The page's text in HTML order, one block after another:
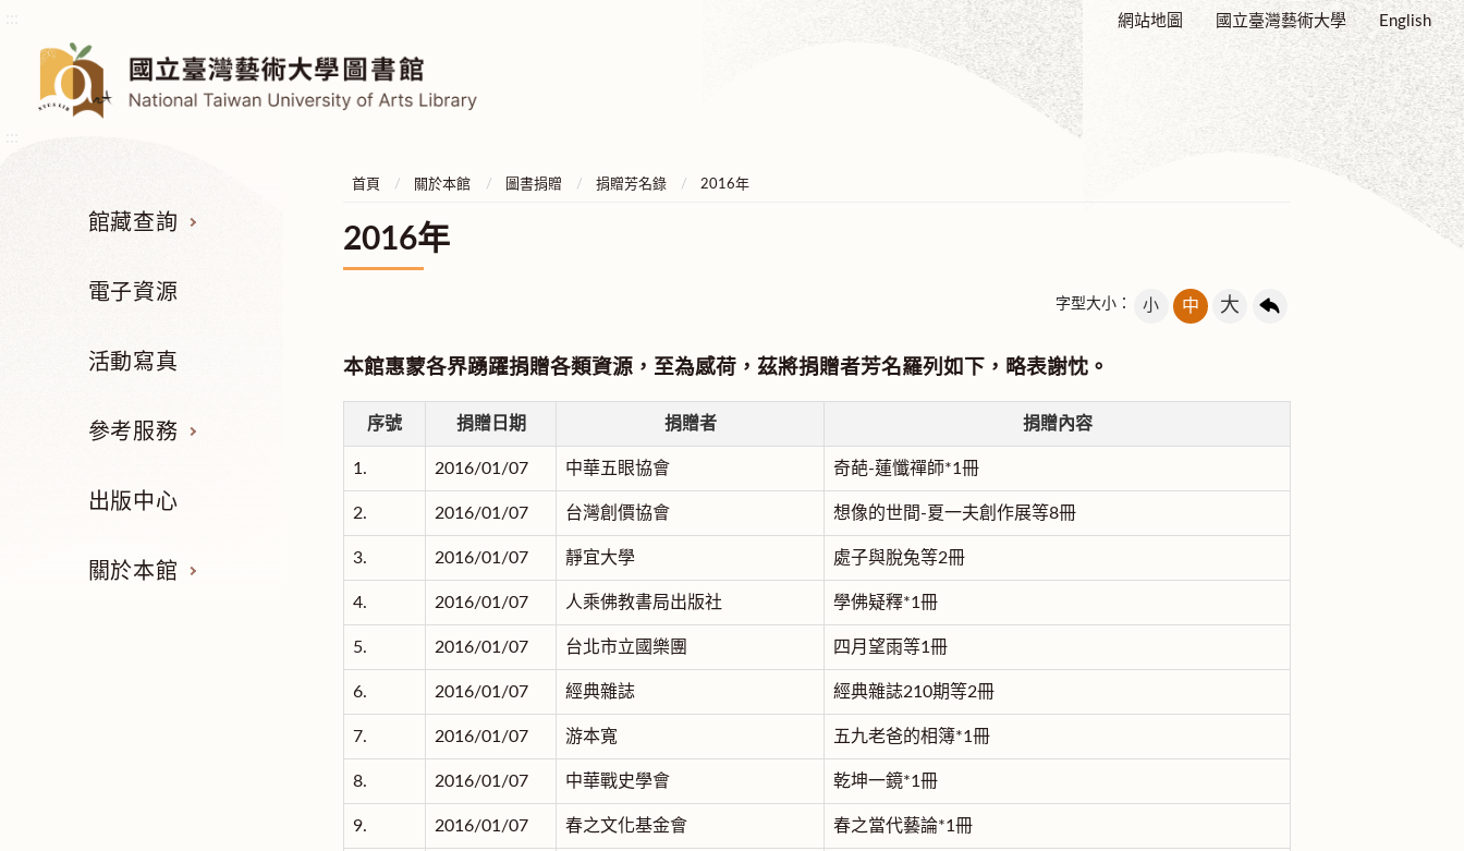
網站地圖 國立臺灣藝術大學 English
館藏查詢
電子資源
活動寫真
參考服務
出版中心
關於本館
首頁 關於本館 圖書捐贈 捐贈芳名錄 2016年
2016年
字型大小： 小 中 大
本館惠蒙各界踴躍捐贈各類資源，至為感荷，茲將捐贈者芳名羅列如下，略表謝忱。
序號 捐贈日期 捐贈者 捐贈內容
1. 2016/01/07 中華五眼協會 奇葩-蓮懺禪師*1冊
2. 2016/01/07 台灣創價協會 想像的世間-夏一夫創作展等8冊
3. 2016/01/07 靜宜大學 處子與脫兔等2冊
4. 2016/01/07 人乘佛教書局出版社 學佛疑釋*1冊
5. 2016/01/07 台北市立國樂團 四月望雨等1冊
6. 2016/01/07 經典雜誌 經典雜誌210期等2冊
7. 2016/01/07 游本寬 五九老爸的相簿*1冊
8. 2016/01/07 中華戰史學會 乾坤一鏡*1冊
9. 2016/01/07 春之文化基金會 春之當代藝論*1冊